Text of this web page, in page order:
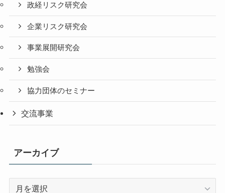
政経リスク研究会
企業リスク研究会
事業展開研究会
勉強会
協力団体のセミナー
交流事業
アーカイブ